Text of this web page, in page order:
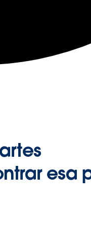
esa